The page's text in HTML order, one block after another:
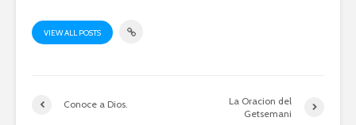
VIEW ALL POSTS
Conoce a Dios.
La Oracion del
Getsemani